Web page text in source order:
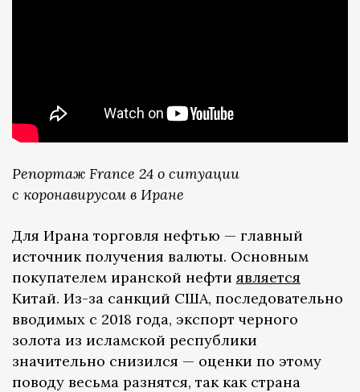
Репортаж France 24 о ситуации
с коронавирусом в Иране
Для Ирана торговля нефтью — главный
источник получения валюты. Основным
покупателем иранской нефти является
Китай. Из-за санкций США, последовательно
вводимых с 2018 года, экспорт черного
золота из исламской республики
значительно снизился — оценки по этому
поводу весьма разнятся, так как страна